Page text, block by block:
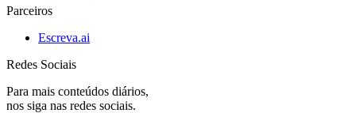
Parceiros
Escreva.ai
Redes Sociais
Para mais conteúdos diários,
nos siga nas redes sociais.